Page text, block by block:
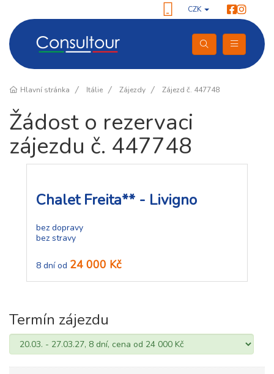
CZK
Hlavní stránka Itálie Zájezdy Zájezd č. 447748
Žádost o rezervaci
zájezdu č. 447748
Chalet Freita** - Livigno
bez dopravy
bez stravy
8 dní od 24 000 Kč
Termín zájezdu